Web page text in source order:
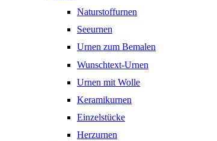
Naturstoffurnen
Seeurnen
Urnen zum Bemalen
Wunschtext-Urnen
Urnen mit Wolle
Keramikurnen
Einzelstücke
Herzurnen